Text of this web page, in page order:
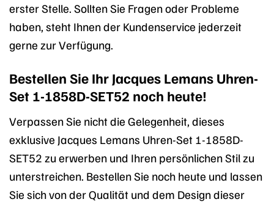
erster Stelle. Sollten Sie Fragen oder Probleme
haben, steht Ihnen der Kundenservice jederzeit
gerne zur Verfügung.
Bestellen Sie Ihr Jacques Lemans Uhren-
Set 1-1858D-SET52 noch heute!
Verpassen Sie nicht die Gelegenheit, dieses
exklusive Jacques Lemans Uhren-Set 1-1858D-
SET52 zu erwerben und Ihren persönlichen Stil zu
unterstreichen. Bestellen Sie noch heute und lassen
Sie sich von der Qualität und dem Design dieser